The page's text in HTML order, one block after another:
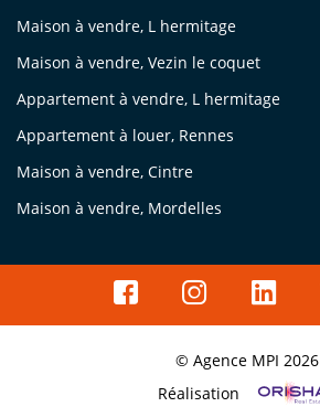
Maison à vendre, L hermitage
Maison à vendre, Vezin le coquet
Appartement à vendre, L hermitage
Appartement à louer, Rennes
Maison à vendre, Cintre
Maison à vendre, Mordelles
© Agence MPI 2026
Réalisation